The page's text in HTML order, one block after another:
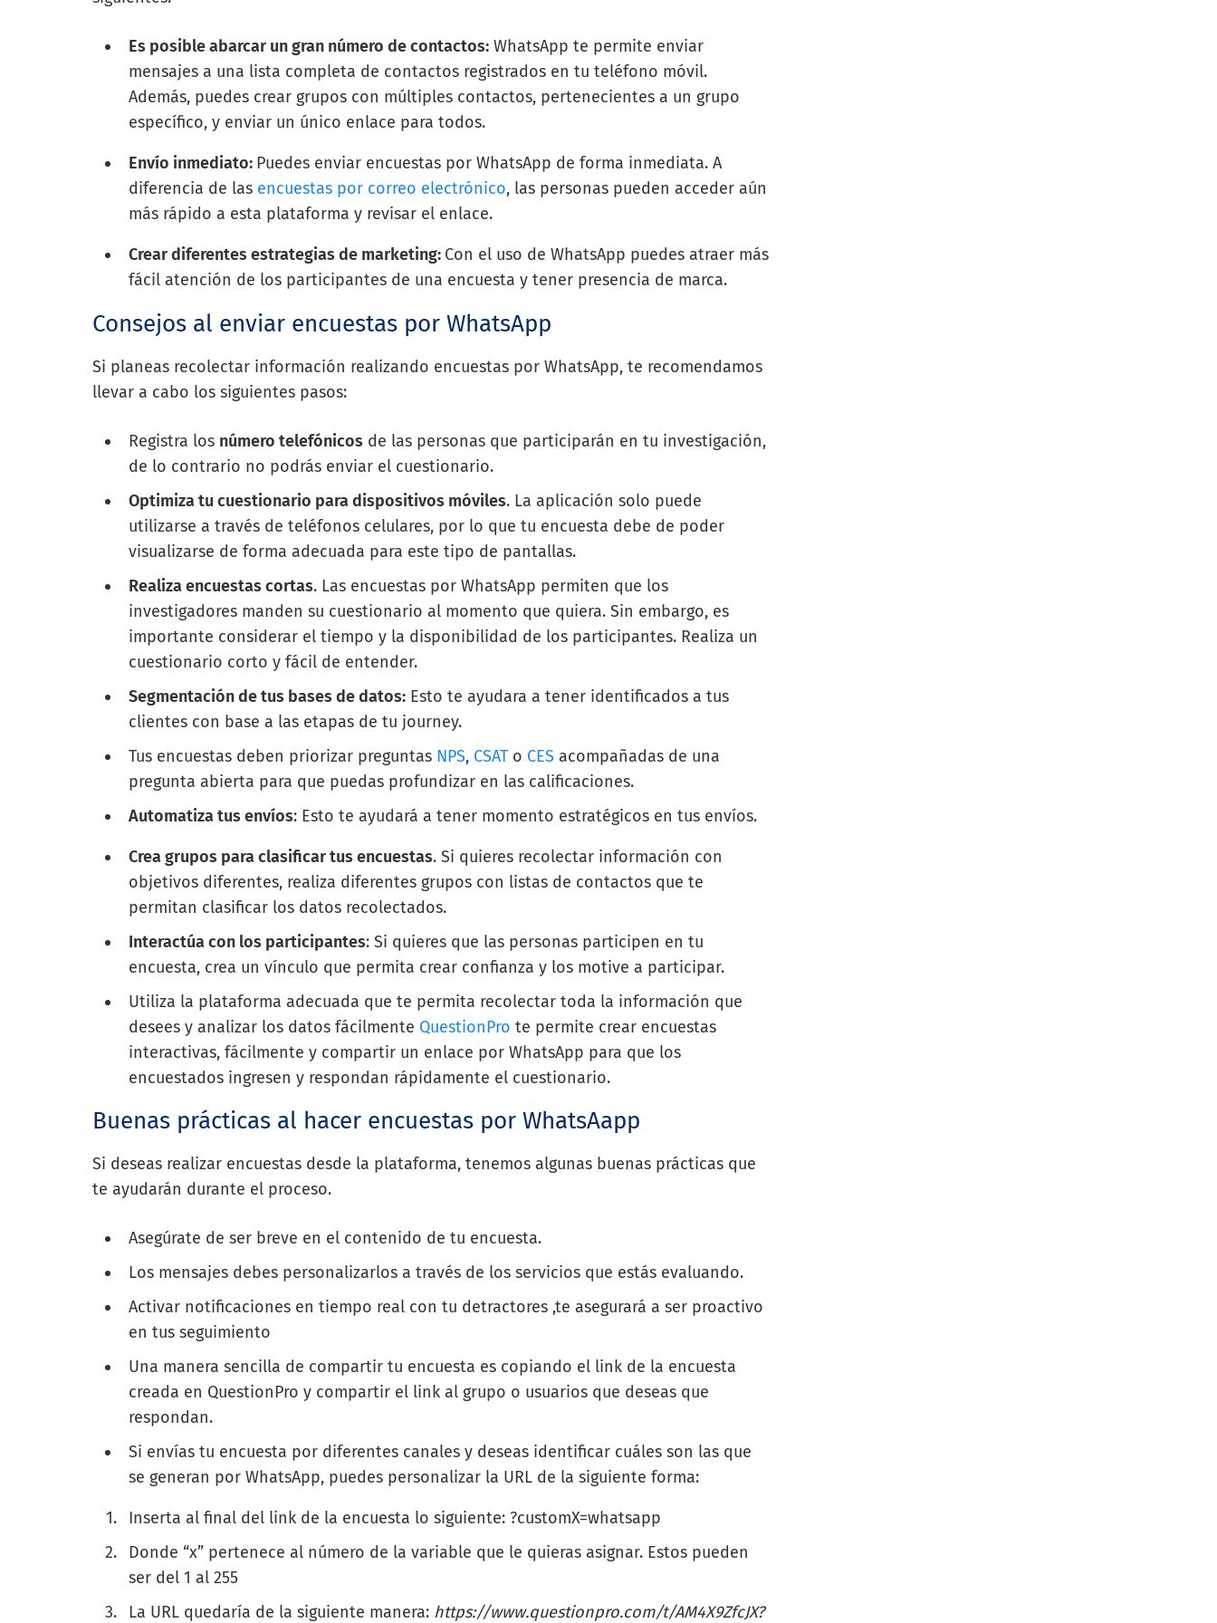
Es posible abarcar un gran número de contactos: WhatsApp te permite enviar
mensajes a una lista completa de contactos registrados en tu teléfono móvil.
Además, puedes crear grupos con múltiples contactos, pertenecientes a un grupo
específico, y enviar un único enlace para todos.
Envío inmediato: Puedes enviar encuestas por WhatsApp de forma inmediata. A
diferencia de las encuestas por correo electrónico, las personas pueden acceder aún
más rápido a esta plataforma y revisar el enlace.
Crear diferentes estrategias de marketing: Con el uso de WhatsApp puedes atraer más
fácil atención de los participantes de una encuesta y tener presencia de marca.
Consejos al enviar encuestas por WhatsApp
Si planeas recolectar información realizando encuestas por WhatsApp, te recomendamos
llevar a cabo los siguientes pasos:
Registra los número telefónicos de las personas que participarán en tu investigación,
de lo contrario no podrás enviar el cuestionario.
Optimiza tu cuestionario para dispositivos móviles. La aplicación solo puede
utilizarse a través de teléfonos celulares, por lo que tu encuesta debe de poder
visualizarse de forma adecuada para este tipo de pantallas.
Realiza encuestas cortas. Las encuestas por WhatsApp permiten que los
investigadores manden su cuestionario al momento que quiera. Sin embargo, es
importante considerar el tiempo y la disponibilidad de los participantes. Realiza un
cuestionario corto y fácil de entender.
Segmentación de tus bases de datos: Esto te ayudara a tener identificados a tus
clientes con base a las etapas de tu journey.
Tus encuestas deben priorizar preguntas NPS, CSAT o CES acompañadas de una
pregunta abierta para que puedas profundizar en las calificaciones.
Automatiza tus envíos: Esto te ayudará a tener momento estratégicos en tus envíos.
Crea grupos para clasificar tus encuestas. Si quieres recolectar información con
objetivos diferentes, realiza diferentes grupos con listas de contactos que te
permitan clasificar los datos recolectados.
Interactúa con los participantes: Si quieres que las personas participen en tu
encuesta, crea un vínculo que permita crear confianza y los motive a participar.
Utiliza la plataforma adecuada que te permita recolectar toda la información que
desees y analizar los datos fácilmente QuestionPro te permite crear encuestas
interactivas, fácilmente y compartir un enlace por WhatsApp para que los
encuestados ingresen y respondan rápidamente el cuestionario.
Buenas prácticas al hacer encuestas por WhatsAapp
Si deseas realizar encuestas desde la plataforma, tenemos algunas buenas prácticas que
te ayudarán durante el proceso.
Asegúrate de ser breve en el contenido de tu encuesta.
Los mensajes debes personalizarlos a través de los servicios que estás evaluando.
Activar notificaciones en tiempo real con tu detractores ,te asegurará a ser proactivo
en tus seguimiento
Una manera sencilla de compartir tu encuesta es copiando el link de la encuesta
creada en QuestionPro y compartir el link al grupo o usuarios que deseas que
respondan.
Si envías tu encuesta por diferentes canales y deseas identificar cuáles son las que
se generan por WhatsApp, puedes personalizar la URL de la siguiente forma:
Inserta al final del link de la encuesta lo siguiente: ?customX=whatsapp
Donde “x” pertenece al número de la variable que le quieras asignar. Estos pueden
ser del 1 al 255
La URL quedaría de la siguiente manera: https://www.questionpro.com/t/AM4X9ZfcJX?